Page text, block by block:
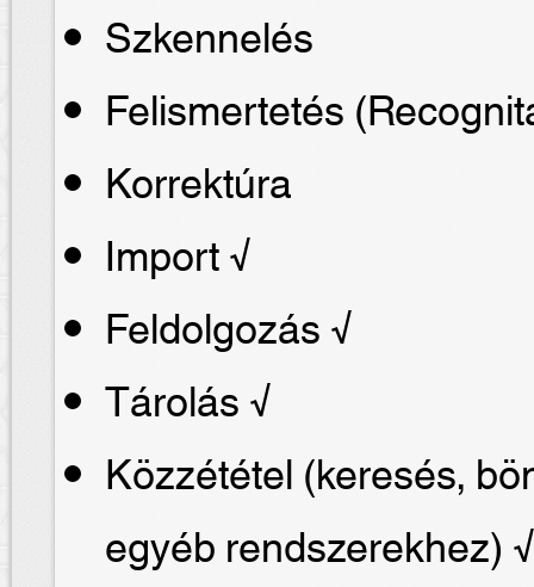
Szkennelés
Felismertetés
Korrektúra
Import √
Feldolgozás √
Tárolás √
Közzététel (keresés,
egyéb rendszerekhez) √